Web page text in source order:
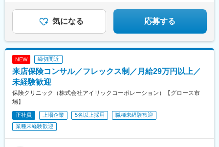
古市橋駅、紙屋町東駅、宇品三丁目駅、福山駅、東福山駅、湯田
村駅、西岩国駅、宇部新川駅、湯田温泉駅、新下関駅、防府駅、
県)、戸畑駅、西鉄久留米駅、羽犬塚駅、天拝山駅、西鉄福岡駅、
天神駅、橋本駅(福岡県)、九大学研都市駅、博多駅、竹下駅、福間
駅、令和コスタ行橋駅、和多田駅、佐賀駅、鍋島駅、本諫早駅、
大波止駅、高田駅(長崎県)、光の森駅、健軍町駅、竜田口駅、平成
駅、御代志駅、八代駅、西大分駅、鶴崎駅、中津駅(大分県)、別府
駅、てだこ浦西駅、おもろまち駅、小禄駅、新伊勢崎駅、群馬総
社駅、北高崎駅、高崎駅、上尾駅、入間市駅、藤の牛島駅、川口
気になる 応募する
NEW 締切間近
来店保険コンサル／フレックス制／月給29万円以上／
未経験歓迎
保険クリニック（株式会社アイリックコーポレーション）【グロース市
場】
正社員 上場企業 5名以上採用
職種未経験歓迎
業種未経験歓迎